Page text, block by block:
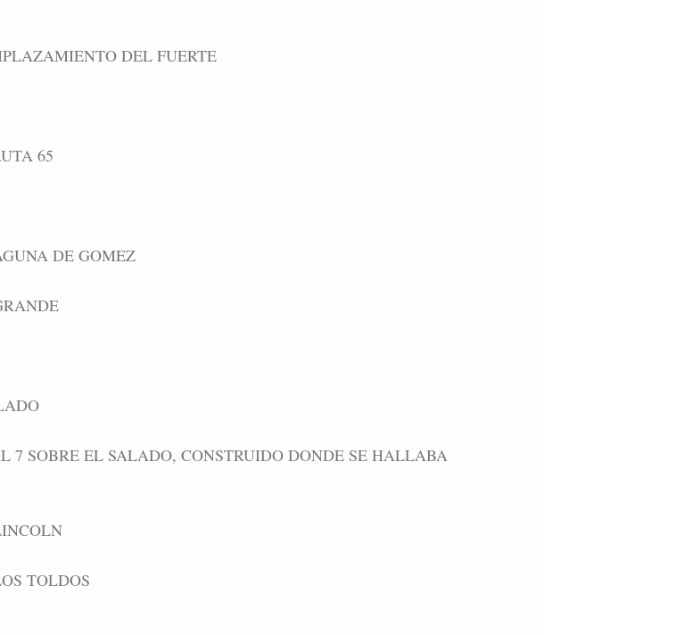
DEL FUERTE
65
DE GOMEZ
7 SOBRE EL SALADO, CONSTRUIDO DONDE SE HALLABA
TOLDOS